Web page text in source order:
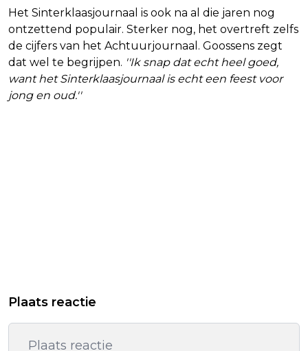
Het Sinterklaasjournaal is ook na al die jaren nog
ontzettend populair. Sterker nog, het overtreft zelfs
de cijfers van het Achtuurjournaal. Goossens zegt
dat wel te begrijpen. ''Ik snap dat echt heel goed,
want het Sinterklaasjournaal is echt een feest voor
jong en oud.''
Plaats reactie